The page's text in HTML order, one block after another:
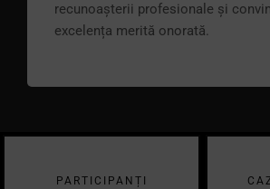
recunoașterii profesionale și
excelența merită onorată.
PARTICIPANȚI